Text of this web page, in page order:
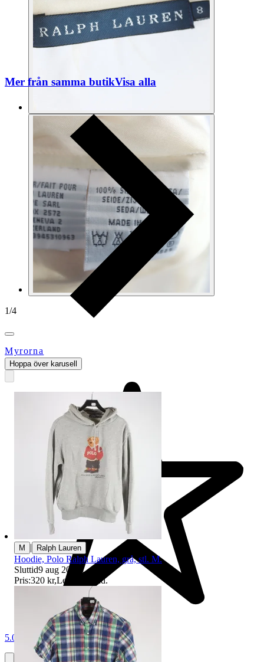
1/4
Myrorna
5.0
Mer från samma butikVisa alla
Hoppa över karusell
M | Ralph Lauren
Hoodie, Polo Ralph Lauren, grå, stl. M.
Sluttid9 aug 20:19 .
Pris:320 kr,Ledande bud.